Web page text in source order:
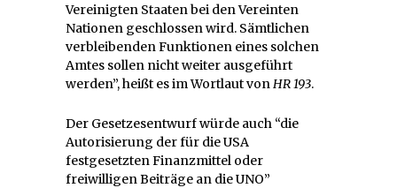
Vereinigten Staaten bei den Vereinten
Nationen geschlossen wird. Sämtlichen
verbleibenden Funktionen eines solchen
Amtes sollen nicht weiter ausgeführt
werden”, heißt es im Wortlaut vonHR 193.
Der Gesetzesentwurf würde auch “die
Autorisierung der für die USA
festgesetzten Finanzmittel oder
freiwilligen Beiträge an die UNO”